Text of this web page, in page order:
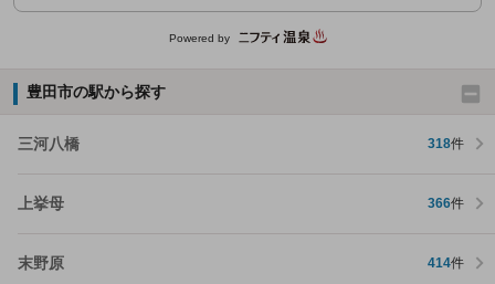
Powered by
豊田市の駅から探す
三河八橋 318件
上挙母 366件
末野原 414件